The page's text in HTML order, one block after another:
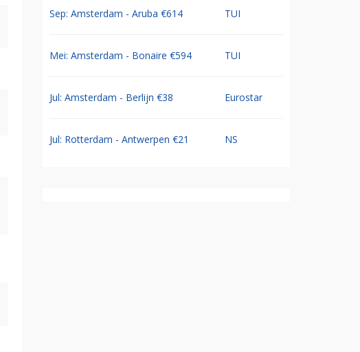
Sep: Amsterdam - Aruba €614 TUI
Mei: Amsterdam - Bonaire €594 TUI
Jul: Amsterdam - Berlijn €38 Eurostar
Jul: Rotterdam - Antwerpen €21 NS